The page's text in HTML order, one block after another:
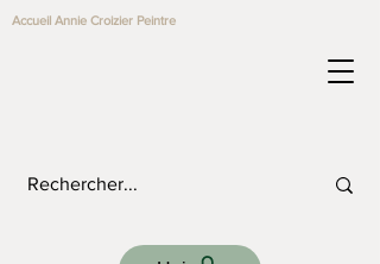
Accueil Annie Croizier Peintre